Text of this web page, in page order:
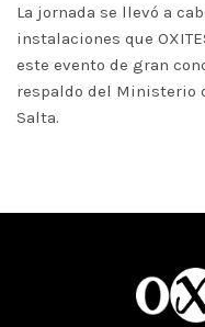
La jornada se llevó a
instalaciones que
este evento de gran
respaldo del Ministerio
Salta.